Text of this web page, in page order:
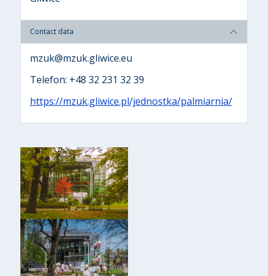
Contact data
mzuk@mzuk.gliwice.eu
Telefon: +48 32 231 32 39
https://mzuk.gliwice.pl/jednostka/palmiarnia/